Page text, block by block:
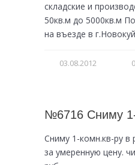
складские и
50кв.м до 5000кв.м
на въезде в
03.08.2012 0
№6716 Сниму
Сниму 1-комн.кв-ру в
за умеренную цену.